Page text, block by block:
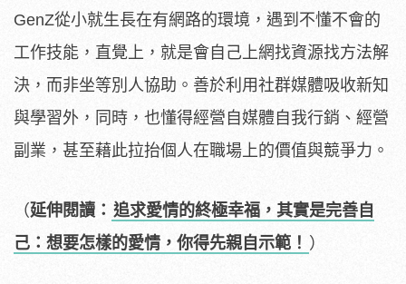
GenZ從小就生長在有網路的環境，遇到不懂不會的
工作技能，直覺上，就是會自己上網找資源找方法解
決，而非坐等別人協助。善於利用社群媒體吸收新知
與學習外，同時，也懂得經營自媒體自我行銷、經營
副業，甚至藉此拉抬個人在職場上的價值與競爭力。
（延伸閱讀： 追求愛情的終極幸福，其實是完善自
己：想要怎樣的愛情，你得先親自示範！ ）